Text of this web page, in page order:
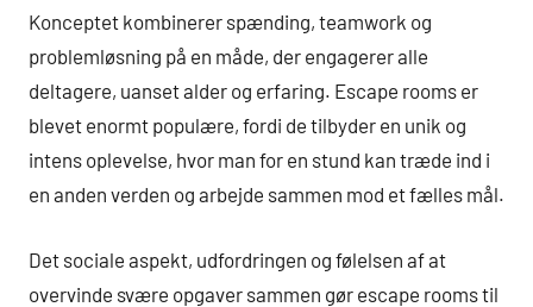
Konceptet kombinerer spænding, teamwork og
problemløsning på en måde, der engagerer alle
deltagere, uanset alder og erfaring. Escape rooms er
blevet enormt populære, fordi de tilbyder en unik og
intens oplevelse, hvor man for en stund kan træde ind i
en anden verden og arbejde sammen mod et fælles mål.
Det sociale aspekt, udfordringen og følelsen af at
overvinde svære opgaver sammen gør escape rooms til